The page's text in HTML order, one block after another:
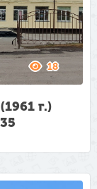
18
г.)